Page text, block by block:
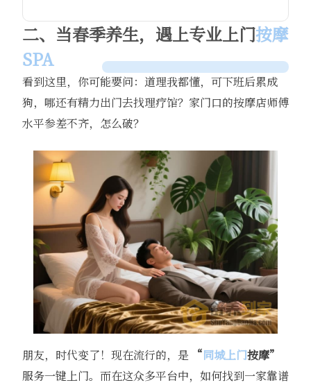
二、当春季养生，遇上专业上门按摩
SPA
看到这里，你可能要问：道理我都懂，可下班后累成
狗，哪还有精力出门去找理疗馆？家门口的按摩店师傅
水平参差不齐，怎么破？
朋友，时代变了！现在流行的，是 “同城上门按摩”
服务一键上门。而在这众多平台中，如何找到一家靠谱